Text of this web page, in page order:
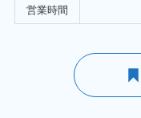
営業時間